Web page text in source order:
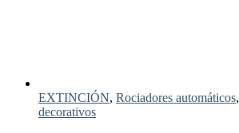
EXTINCIÓN, Rociadores automáticos,
decorativos